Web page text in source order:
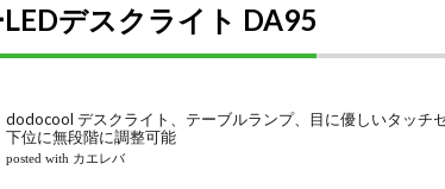
デスクライト DA95
dodocool デスクライト、テーブルランプ、目に優しいタッ
下位に無段階に調整可能
posted with カエレバ